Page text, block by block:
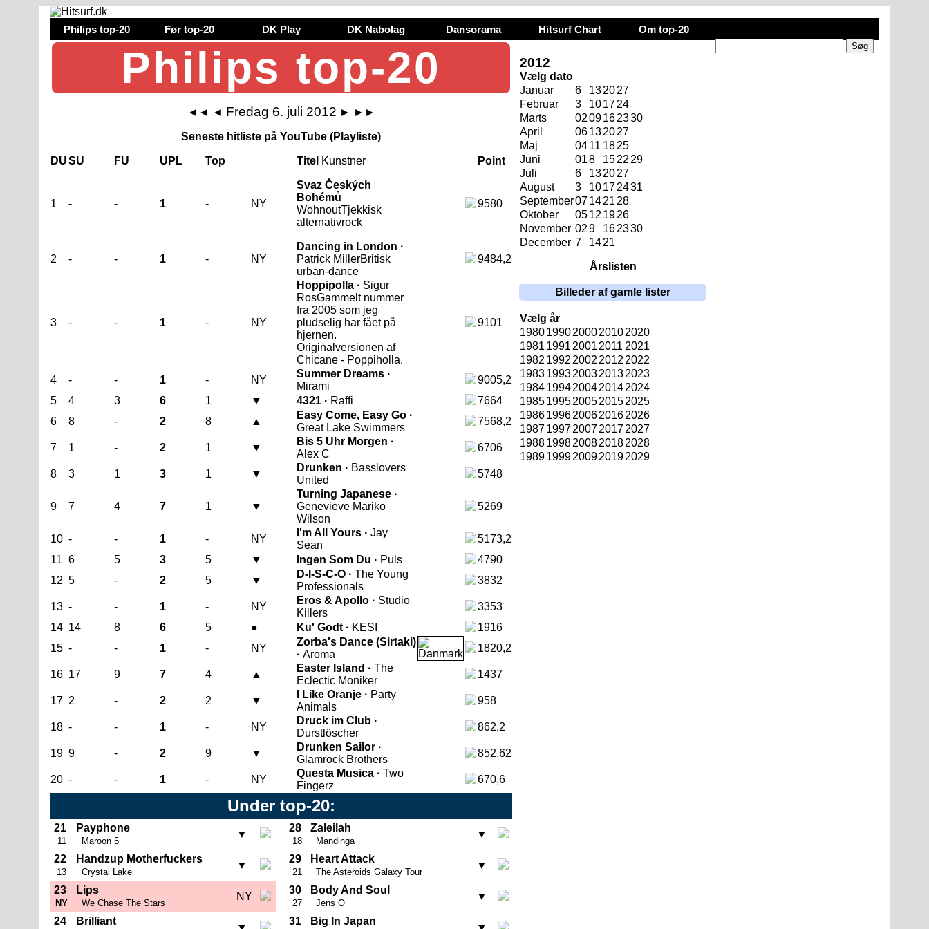
Philips top-20 Før top-20 DK Play DK Nabolag Dansorama Hitsurf Chart Om top-20
Philips top-20
◄◄ ◄ Fredag 6. juli 2012 ► ►►
Seneste hitliste på YouTube (Playliste)
DUSU FU UPL Top Titel Kunstner Point
1 - - 1 - NY
Svaz Českých
Bohémů
WohnoutTjekkisk
alternativrock
9580
2 - - 1 - NY
Dancing in London ·
Patrick MillerBritisk
urban-dance
9484,2
3 - - 1 - NY
Hoppipolla · Sigur
RosGammelt nummer
fra 2005 som jeg
pludselig har fået på
hjernen.
Originalversionen af
Chicane - Poppiholla.
9101
4 - - 1 - NY
Summer Dreams ·
Mirami
9005,2
5
4 3 6 1 ▼ 4321 · Raffi
7664
6
8 - 2 8 ▲
Easy Come, Easy Go ·
Great Lake Swimmers
7568,2
7 1 - 2 1 ▼
Bis 5 Uhr Morgen ·
Alex C
6706
8 3 1 3 1 ▼
Drunken · Basslovers
United
5748
9 7 4 7 1 ▼
Turning Japanese ·
Genevieve Mariko
Wilson
5269
10 - - 1 - NY
I'm All Yours · Jay
Sean
5173,2
11 6 5 3 5 ▼ Ingen Som Du · Puls
4790
12 5 - 2 5 ▼
D-I-S-C-O · The Young
Professionals
3832
13 - - 1 - NY
Eros & Apollo · Studio
Killers
3353
14 14 8 6 5 ● Ku' Godt · KESI
1916
15 - - 1 - NY
Zorba's Dance (Sirtaki)
· Aroma
1820,2
16 17 9 7 4 ▲
Easter Island · The
Eclectic Moniker
1437
17 2 - 2 2 ▼
I Like Oranje · Party
Animals
958
18 - - 1 - NY
Druck im Club ·
Durstlöscher
862,2
19 9 - 2 9 ▼
Drunken Sailor ·
Glamrock Brothers
852,62
20 - - 1 - NY
Questa Musica · Two
Fingerz
670,6
Under top-20:
21
11
Payphone
Maroon 5
▼
22
13
Handzup Motherfuckers
Crystal Lake
▼
23
NY
Lips
We Chase The Stars
NY
24 Brilliant
28
18
Zaleilah
Mandinga
▼
29
21
Heart Attack
The Asteroids Galaxy Tour
▼
30
27
Body And Soul
Jens O
▼
31 Big In Japan
2012
Vælg dato
Januar
6 132027
Februar
3 101724
Marts
0209162330
April
06132027
Maj
0411 1825
Juni
018 1522 29
Juli
6 132027
August
3 10172431
September071421 28
Oktober
0512 1926
November 029 162330
December 7 1421
Årslisten
Billeder af gamle lister
Vælg år
19801990200020102020
1981 1991 2001 2011 2021
1982 1992 2002 2012 2022
19831993200320132023
19841994200420142024
19851995200520152025
19861996200620162026
19871997200720172027
19881998200820182028
19891999200920192029